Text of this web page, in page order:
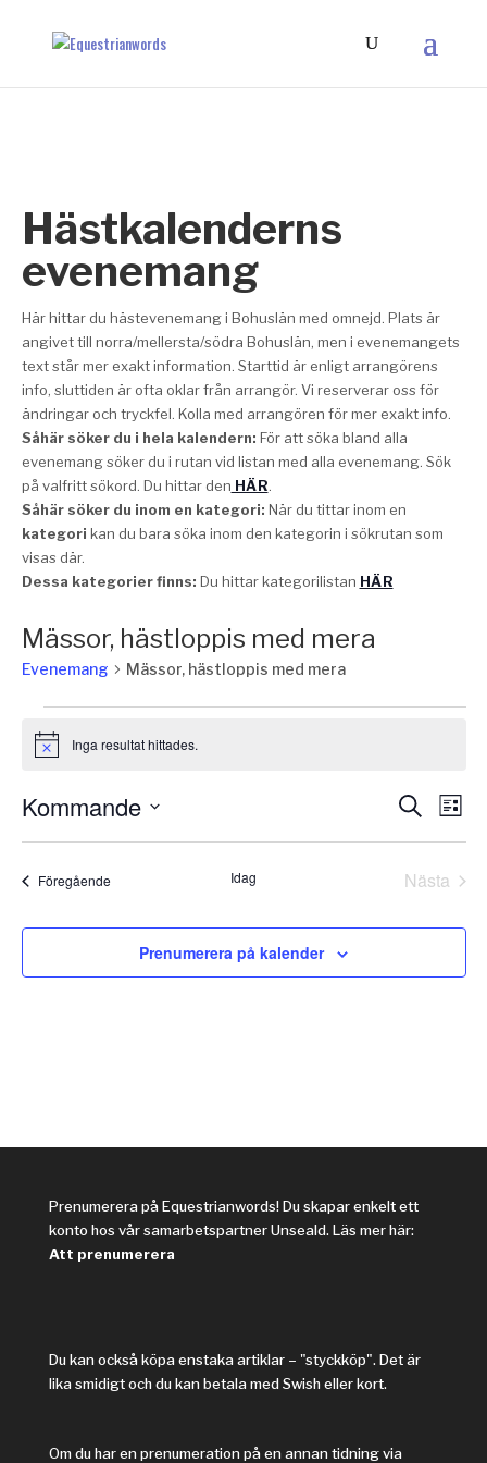
Hästkalenderns
evenemang
Här hittar du hästevenemang i Bohuslän med omnejd. Plats är
angivet till norra/mellersta/södra Bohuslän, men i evenemangets
text står mer exakt information. Starttid är enligt arrangörens
info, sluttiden är ofta oklar från arrangör. Vi reserverar oss för
ändringar och tryckfel. Kolla med arrangören för mer exakt info.
Såhär söker du i hela kalendern: För att söka bland alla
evenemang söker du i rutan vid listan med alla evenemang. Sök
på valfritt sökord. Du hittar den HÄR.
Såhär söker du inom en kategori: När du tittar inom en
kategori kan du bara söka inom den kategorin i sökrutan som
visas där.
Dessa kategorier finns: Du hittar kategorilistan HÄR
Mässor, hästloppis med mera
Evenemang Mässor, hästloppis med mera
Evenemang
Notis Inga resultat hittades.
and
Sök
Lista
Kommande
FöregåendeEvenemang Idag
Nästa
Prenumerera på kalender
Prenumerera på Equestrianwords! Du skapar enkelt ett
konto hos vår samarbetspartner Unseald. Läs mer här:
Att prenumerera
Du kan också köpa enstaka artiklar – "styckköp". Det är
lika smidigt och du kan betala med Swish eller kort.
Om du har en prenumeration på en annan tidning via